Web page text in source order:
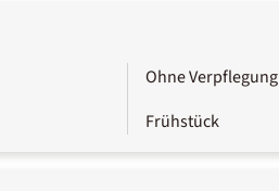
Ohne Verpflegung
Frühstück